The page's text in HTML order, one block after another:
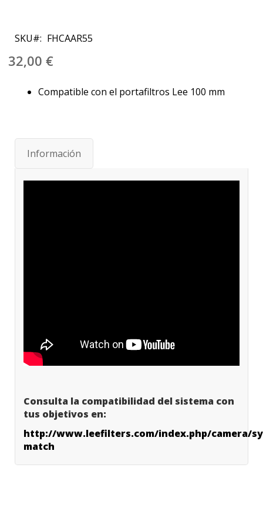
comienzo
de
la
SKU FHCAAR55
32,00 €
Compatible con el portafiltros Lee 100 mm
Información
Consulta la compatibilidad del sistema con
tus objetivos en:
http://www.leefilters.com/index.php/camera/
match